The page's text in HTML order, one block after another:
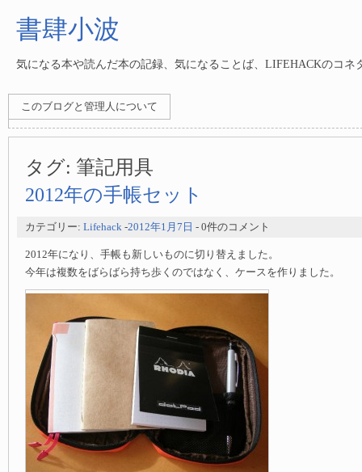
書肆小波
気になる本や読んだ本の記録、気になることば、LIFEHACKのコネ
このブログと管理人について
タグ: 筆記用具
2012年の手帳セット
カテゴリー: Lifehack -2012年1月7日 - 0件のコメント
2012年になり、手帳も新しいものに切り替えました。
今年は複数をばらばら持ち歩くのではなく、ケースを作りました。